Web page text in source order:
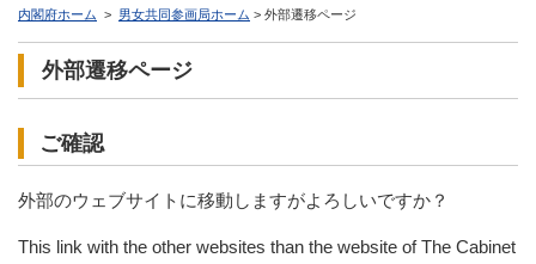
内閣府ホーム > 男女共同参画局ホーム > 外部遷移ページ
外部遷移ページ
ご確認
外部のウェブサイトに移動しますがよろしいですか？
This link with the other websites than the website of The Cabinet